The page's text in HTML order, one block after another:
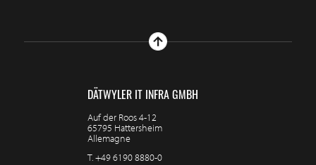
DÄTWYLER IT INFRA GMBH
Auf der Roos 4-12
65795 Hattersheim
Allemagne
T.+49 6190 8880-0